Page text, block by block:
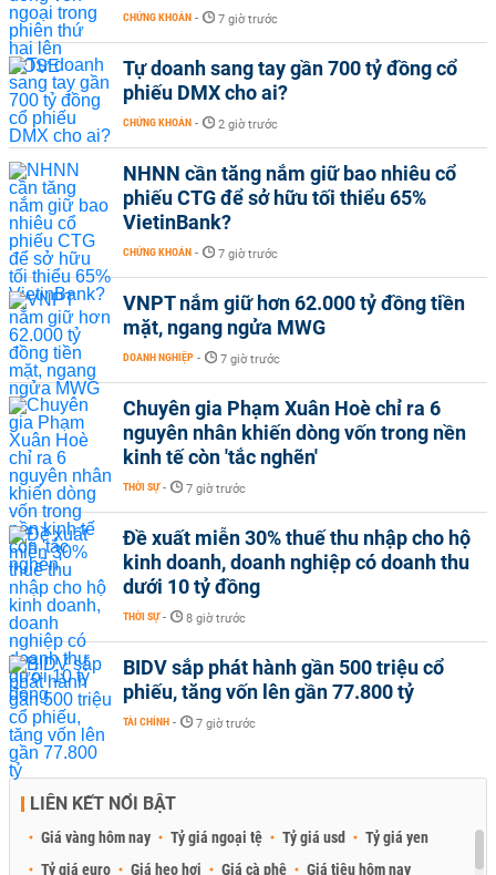
CHỨNG KHOÁN - 7 giờ trước
Tự doanh sang tay gần 700 tỷ đồng cổ
phiếu DMX cho ai?
CHỨNG KHOÁN - 2 giờ trước
NHNN cần tăng nắm giữ bao nhiêu cổ
phiếu CTG để sở hữu tối thiểu 65%
VietinBank?
CHỨNG KHOÁN - 7 giờ trước
VNPT nắm giữ hơn 62.000 tỷ đồng tiền
mặt, ngang ngửa MWG
DOANH NGHIỆP - 7 giờ trước
Chuyên gia Phạm Xuân Hoè chỉ ra 6
nguyên nhân khiến dòng vốn trong nền
kinh tế còn 'tắc nghẽn'
THỜI SỰ - 7 giờ trước
Đề xuất miễn 30% thuế thu nhập cho hộ
kinh doanh, doanh nghiệp có doanh thu
dưới 10 tỷ đồng
THỜI SỰ - 8 giờ trước
BIDV sắp phát hành gần 500 triệu cổ
phiếu, tăng vốn lên gần 77.800 tỷ
TÀI CHÍNH - 7 giờ trước
LIÊN KẾT NỔI BẬT
Giá vàng hôm nay Tỷ giá ngoại tệ Tỷ giá usd
Tỷ giá yen
Tỷ giá euro
Giá heo hơi Giá cà phê Giá tiêu hôm nay